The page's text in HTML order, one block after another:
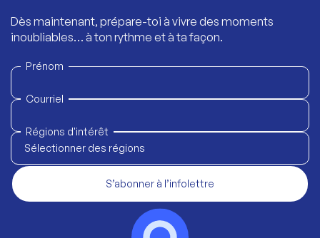
Dès maintenant, prépare-toi à vivre des moments
inoubliables… à ton rythme et à ta façon.
Prénom
Courriel
Régions d'intérêt
Sélectionner des régions
S’abonner à l’infolettre